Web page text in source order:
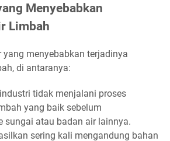
Menyebabkan
Limbah
menyebabkan terjadinya
di antaranya:
tidak menjalani proses
yang baik sebelum
sungai atau badan air lainnya.
sering kali mengandung bahan